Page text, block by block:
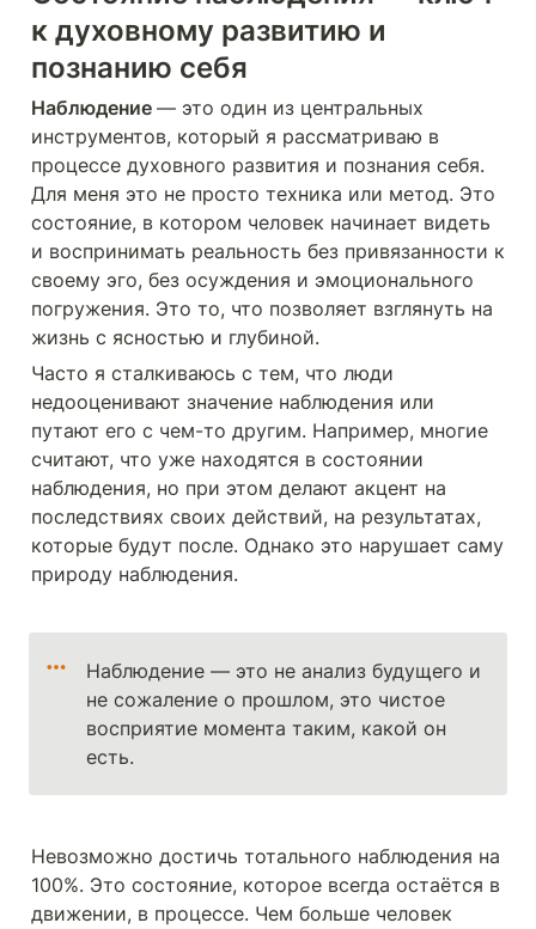
к духовному развитию и
познанию себя
Наблюдение — это один из центральных
инструментов, который я рассматриваю в
процессе духовного развития и познания себя.
Для меня это не просто техника или метод. Это
состояние, в котором человек начинает видеть
и воспринимать реальность без привязанности к
своему эго, без осуждения и эмоционального
погружения. Это то, что позволяет взглянуть на
жизнь с ясностью и глубиной.
Часто я сталкиваюсь с тем, что люди
недооценивают значение наблюдения или
путают его с чем-то другим. Например, многие
считают, что уже находятся в состоянии
наблюдения, но при этом делают акцент на
последствиях своих действий, на результатах,
которые будут после. Однако это нарушает саму
природу наблюдения.
Наблюдение — это не анализ будущего и
не сожаление о прошлом, это чистое
восприятие момента таким, какой он
есть.
Невозможно достичь тотального наблюдения на
100%. Это состояние, которое всегда остаётся в
движении, в процессе. Чем больше человек